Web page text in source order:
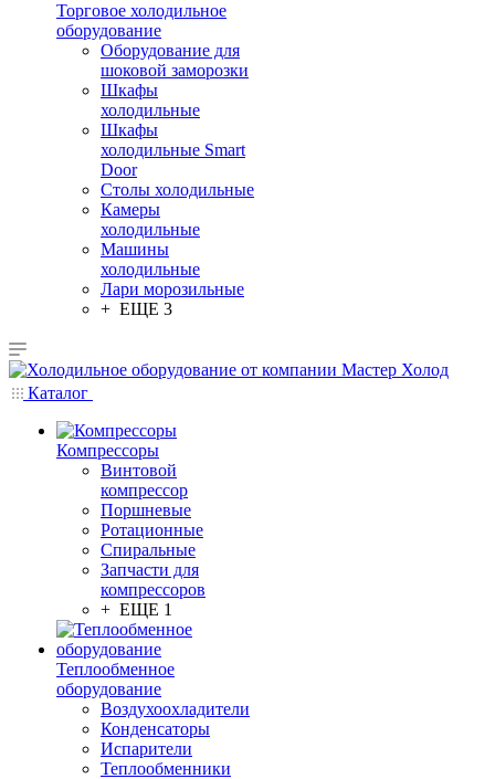
Торговое холодильное
оборудование
Оборудование для
шоковой заморозки
Шкафы
холодильные
Шкафы
холодильные Smart
Door
Столы холодильные
Камеры
холодильные
Машины
холодильные
Лари морозильные
+ ЕЩЕ 3
Каталог
Компрессоры
Винтовой
компрессор
Поршневые
Ротационные
Спиральные
Запчасти для
компрессоров
+ ЕЩЕ 1
Теплообменное
оборудование
Воздухоохладители
Конденсаторы
Испарители
Теплообменники